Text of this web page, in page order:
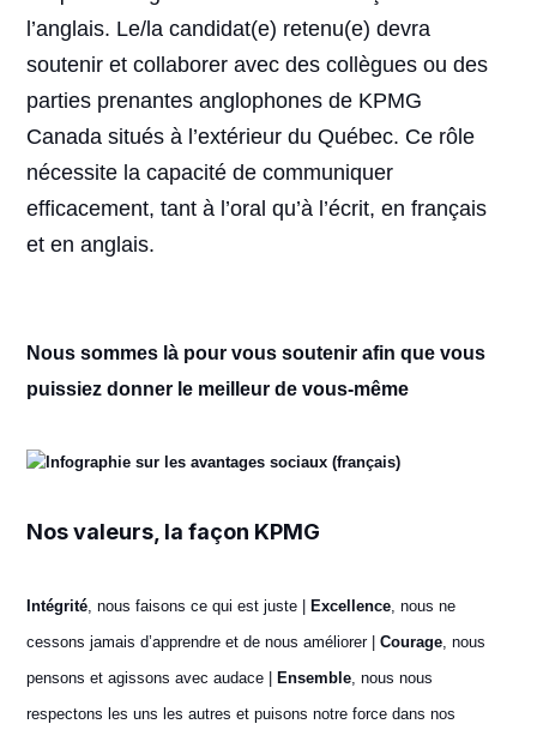
l’anglais. Le/la candidat(e) retenu(e) devra
soutenir et collaborer avec des collègues ou des
parties prenantes anglophones de KPMG
Canada situés à l’extérieur du Québec. Ce rôle
nécessite la capacité de communiquer
efficacement, tant à l’oral qu’à l’écrit, en français
et en anglais.
Nous sommes là pour vous soutenir afin que vous
puissiez donner le meilleur de vous-même
Nos valeurs, la façon KPMG
Intégrité, nous faisons ce qui est juste | Excellence, nous ne
cessons jamais d’apprendre et de nous améliorer | Courage, nous
pensons et agissons avec audace | Ensemble, nous nous
respectons les uns les autres et puisons notre force dans nos